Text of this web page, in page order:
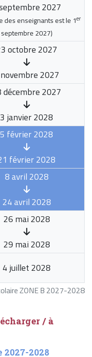
ZONE B 2027-2028
2027
des enseignants est le 1er
septembre 2027)
octobre 2027
2027
décembre 2027
3 janvier 2028
5 février 2028
février 2028
8 avril 2028
24 avril 2028
26 mai 2028
29 mai 2028
4 juillet 2028
/ à
2028